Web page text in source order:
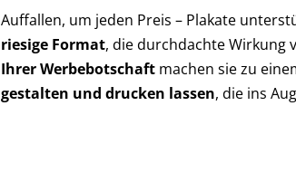
Auffallen, um jeden Preis – Plakate
riesige Format, die durchdachte Wirkung
Ihrer Werbebotschaft machen sie zu
gestalten und drucken lassen, die ins